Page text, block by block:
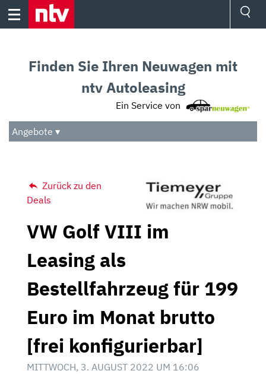
Skip
Audio
Das Beste
Finden Sie Ihren Neuwagen mit
ntv Autoleasing
Ein Service von
Angebote ▾
Zurück zu den
Deals
VW Golf VIII im
Leasing als
Bestellfahrzeug für 199
Euro im Monat brutto
[frei konfigurierbar]
MITTWOCH, 3. AUGUST 2022 UM 16:06